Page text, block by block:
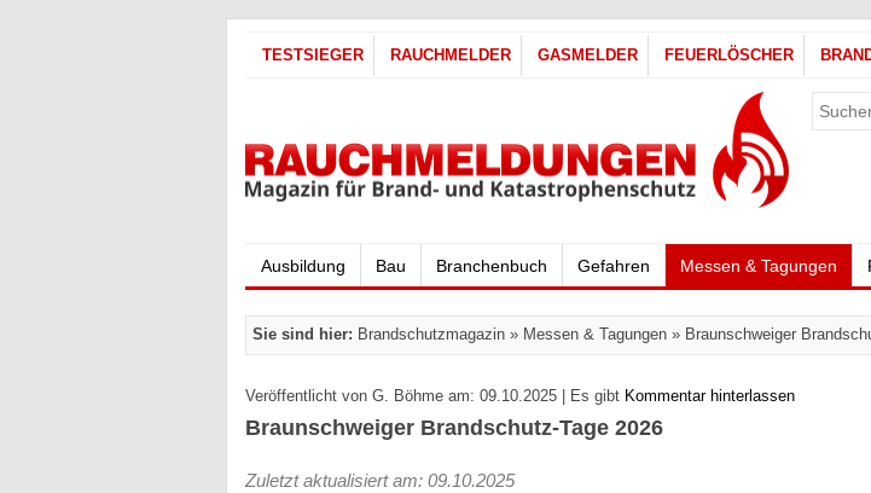
TESTSIEGER RAUCHMELDER GASMELDER FEUERLÖSCHER
Ausbildung Bau Branchenbuch Gefahren Messen & Tagungen
Sie sind hier: Brandschutzmagazin » Messen & Tagungen » Braunschweiger
Veröffentlicht von G. Böhme am: 09.10.2025 | Es gibt Kommentar hinterlassen
Braunschweiger Brandschutz-Tage 2026
Zuletzt aktualisiert am: 09.10.2025